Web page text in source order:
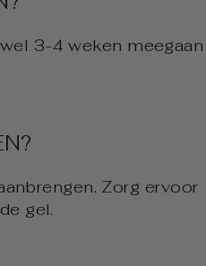
3-4 weken meegaan
Zorg ervoor
gel.